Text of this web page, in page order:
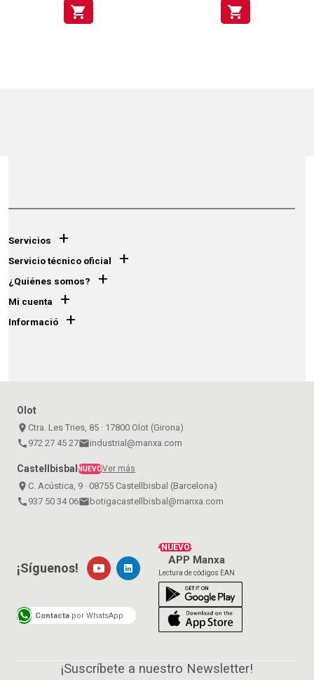
shopping_cart shopping_cart
Servicios +
Servicio técnico oficial +
¿Quiénes somos? +
Mi cuenta +
Informació +
Olot
place Ctra. Les Tries, 85 · 17800 Olot (Girona)
call 972 27 45 27emailindustrial@manxa.com
CastellbisbalNUEVOVer más
place C. Acústica, 9 · 08755 Castellbisbal (Barcelona)
call 937 50 34 06emailbotigacastellbisbal@manxa.com
¡NUEVO!
APP Manxa
Lectura de códigos EAN
¡Síguenos!
Contacta por WhatsApp
¡Suscríbete a nuestro Newsletter!